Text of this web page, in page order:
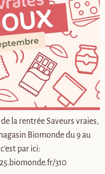
la rentrée Saveurs vraies,
Biomonde du 9 au
par ici:
310